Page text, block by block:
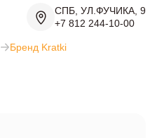
СПБ, УЛ.ФУЧИКА, 9
+7 812 244-10-00
Бренд Kratki